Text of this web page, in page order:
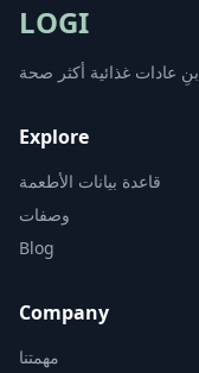
LOGI
عادات غذائية أكثر صحة
Explore
قاعدة بيانات الأطعمة
وصفات
Blog
Company
مهمتنا